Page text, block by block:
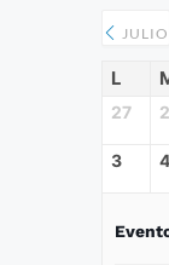
JULIO
L
27
3 4